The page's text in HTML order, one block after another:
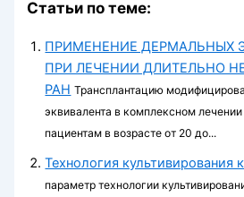
Статьи по теме:
ПРИМЕНЕНИЕ ДЕРМАЛЬНЫХ
ПРИ ЛЕЧЕНИИ ДЛИТЕЛЬНО
РАН Трансплантацию
эквивалента в комплексном
пациентам в возрасте от 20 до...
Технология культивирования
параметр технологии